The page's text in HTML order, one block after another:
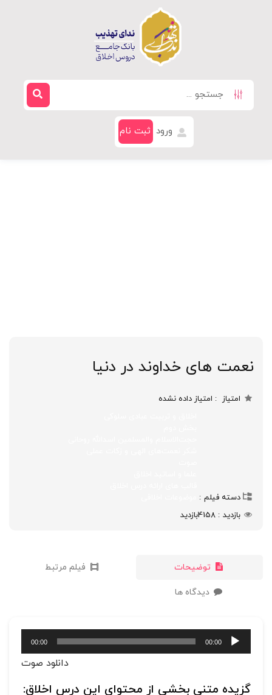
ورود ثبت نام
نعمت های خداوند در دنیا
امتیاز امتیاز داده نشده
دسته فیلم
بازدید
4158بازدید
توضیحات فیلم مرتبط
دیدگاه ها
پخش‌کننده
صوت
00:00
00:00
دانلود صوت
گزیده متنی بخشی از محتوای این درس اخلاق: